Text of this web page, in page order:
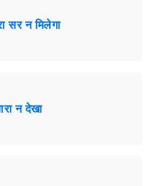
सर न मिलेगा
न देखा